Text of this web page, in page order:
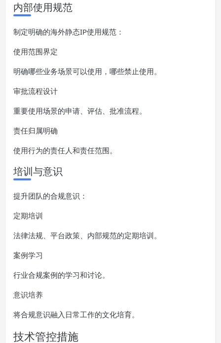
内部使用规范
制定明确的海外静态IP使用规范：
使用范围界定
明确哪些业务场景可以使用，哪些禁止使用。
审批流程设计
重要使用场景的申请、评估、批准流程。
责任归属明确
使用行为的责任人和责任范围。
培训与意识
提升团队的合规意识：
定期培训
法律法规、平台政策、内部规范的定期培训。
案例学习
行业合规案例的学习和讨论。
意识培养
将合规意识融入日常工作的文化培育。
技术管控措施